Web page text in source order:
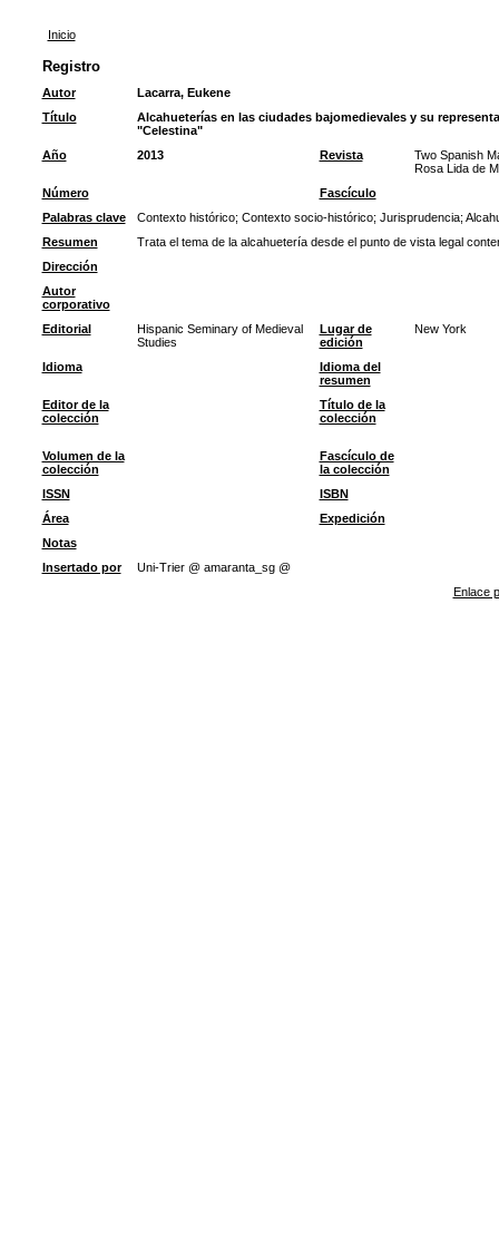
Inicio
Registro
Autor
Lacarra, Eukene
Título
Alcahueterías en las ciudades bajomedievales y su
"Celestina"
Año
2013 Revista
Two Spanish
Rosa Lida de
Número
Fascículo
Palabras clave
Contexto histórico; Contexto socio-histórico; Jurisprudencia;
Resumen
Trata el tema de la alcahuetería desde el punto de vista legal
Dirección
Autor
corporativo
Editorial
Hispanic Seminary of Medieval
Studies
Lugar de
edición
New York
Idioma
Idioma del
resumen
Editor de la
colección
Título de la
colección
Volumen de la
colección
Fascículo de
la colección
ISSN
ISBN
Área
Expedición
Notas
Insertado por
Uni-Trier @ amaranta_sg @
Enlace